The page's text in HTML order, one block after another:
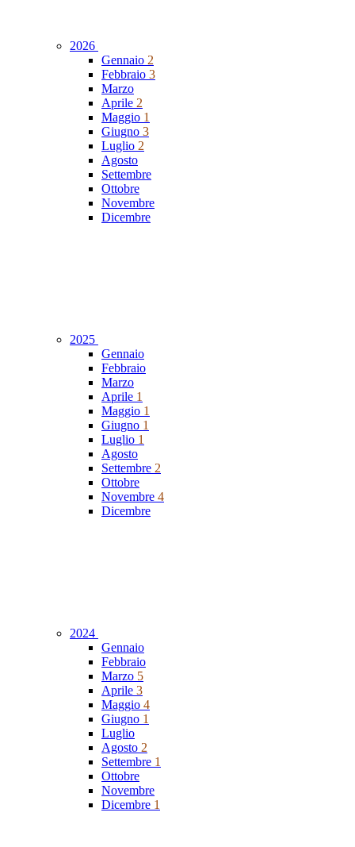
2026
Gennaio 2
Febbraio 3
Marzo
Aprile 2
Maggio 1
Giugno 3
Luglio 2
Agosto
Settembre
Ottobre
Novembre
Dicembre
2025
Gennaio
Febbraio
Marzo
Aprile 1
Maggio 1
Giugno 1
Luglio 1
Agosto
Settembre 2
Ottobre
Novembre 4
Dicembre
2024
Gennaio
Febbraio
Marzo 5
Aprile 3
Maggio 4
Giugno 1
Luglio
Agosto 2
Settembre 1
Ottobre
Novembre
Dicembre 1